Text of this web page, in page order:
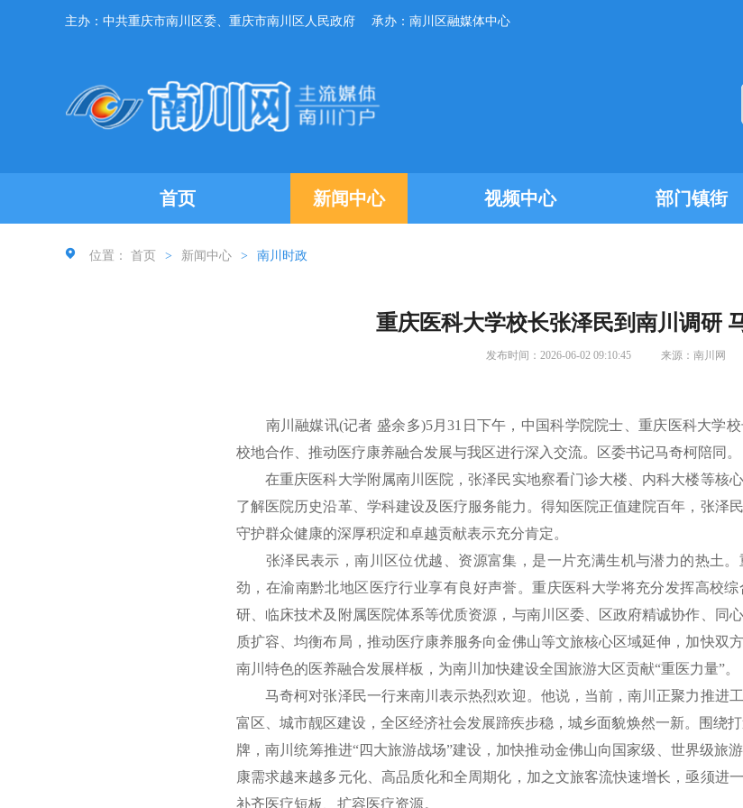
主办：中共重庆市南川区委、重庆市南川区人民政府 承办：南川区融媒体中心
首页 新闻中心 视频中心 部门镇街
位置： 首页 > 新闻中心 > 南川时政
重庆医科大学校长张泽民到南川调研
发布时间： 2026-06-02 09:10:45 来源： 南川网
南川融媒讯(记者 盛余多)5月31日下午，中国科学院院士、重庆医科大学校
校地合作、推动医疗康养融合发展与我区进行深入交流。区委书记马奇柯陪同。
在重庆医科大学附属南川医院，张泽民实地察看门诊大楼、内科大楼等核
了解医院历史沿革、学科建设及医疗服务能力。得知医院正值建院百年，张泽
守护群众健康的深厚积淀和卓越贡献表示充分肯定。
张泽民表示，南川区位优越、资源富集，是一片充满生机与潜力的热土。
劲，在渝南黔北地区医疗行业享有良好声誉。重庆医科大学将充分发挥高校
研、临床技术及附属医院体系等优质资源，与南川区委、区政府精诚协作、同
质扩容、均衡布局，推动医疗康养服务向金佛山等文旅核心区域延伸，加快双
南川特色的医养融合发展样板，为南川加快建设全国旅游大区贡献“重医力量”。
马奇柯对张泽民一行来南川表示热烈欢迎。他说，当前，南川正聚力推进
富区、城市靓区建设，全区经济社会发展蹄疾步稳，城乡面貌焕然一新。围绕
牌，南川统筹推进“四大旅游战场”建设，加快推动金佛山向国家级、世界级旅
康需求越来越多元化、高品质化和全周期化，加之文旅客流快速增长，亟须进
补齐医疗短板、扩容医疗资源。